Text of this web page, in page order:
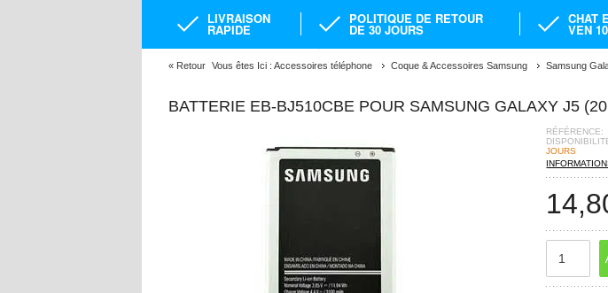
LIVRAISON
RAPIDE
POLITIQUE DE RETOUR
DE 30 JOURS
CHAT
VEN
« Retour Vous êtes Ici : Accessoires téléphone Coque & Accessoires Samsung Samsung
BATTERIE EB-BJ510CBE POUR SAMSUNG GALAXY J5
RÉFÉRENCE:
JOURS